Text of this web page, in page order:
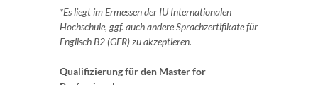
*Es liegt im Ermessen der IU Internationalen
Hochschule, ggf. auch andere Sprachzertifikate für
Englisch B2 (GER) zu akzeptieren.
Qualifizierung für den Master for